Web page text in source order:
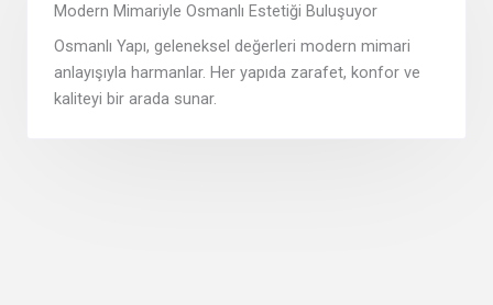
Modern Mimariyle Osmanlı Estetiği Buluşuyor
Osmanlı Yapı, geleneksel değerleri modern mimari
anlayışıyla harmanlar. Her yapıda zarafet, konfor ve
kaliteyi bir arada sunar.